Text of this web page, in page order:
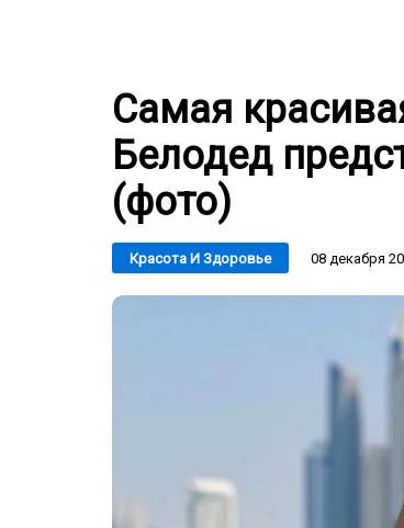
Самая
Белодед
(фото)
Красота И Здоровье 08 декабря